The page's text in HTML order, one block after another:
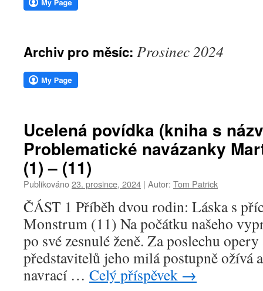
webu
Archiv pro měsíc: Prosinec 2024
Ucelená povídka (kniha s
Problematické navázanky
(1) – (11)
Publikováno23. prosince, 2024 | Autor: Tom Patrick
ČÁST 1 Příběh dvou rodin: Láska s
Monstrum (11) Na počátku našeho
po své zesnulé ženě. Za poslechu
představitelů jeho milá postupně ožívá
navrací … Celý příspěvek →